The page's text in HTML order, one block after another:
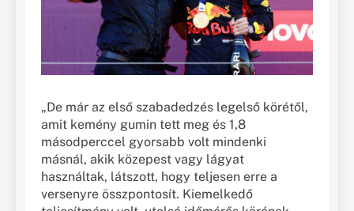
„De már az első szabadedzés legelső körétől,
amit kemény gumin tett meg és 1,8
másodperccel gyorsabb volt mindenki
másnál, akik közepest vagy lágyat
használtak, látszott, hogy teljesen erre a
versenyre összpontosít. Kiemelkedő